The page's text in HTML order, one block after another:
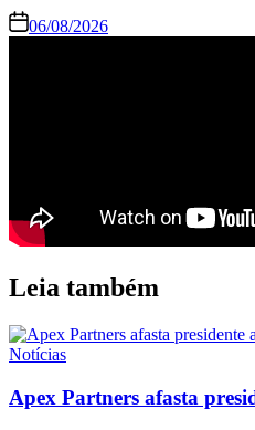
06/08/2026
Leia também
Notícias
Apex Partners afasta